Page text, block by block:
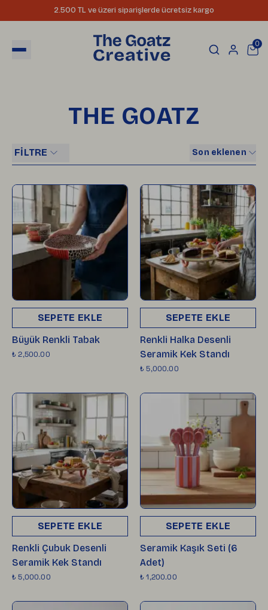
2.500 TL ve üzeri siparişlerde ücretsiz kargo
0
THE GOATZ
FİLTRE Son eklenen
SEPETE EKLE
Büyük Renkli Tabak
₺ 2,500.00
SEPETE EKLE
Renkli Halka Desenli
Seramik Kek Standı
₺ 5,000.00
SEPETE EKLE
Renkli Çubuk Desenli
Seramik Kek Standı
₺ 5,000.00
SEPETE EKLE
Seramik Kaşık Seti (6
Adet)
₺ 1,200.00